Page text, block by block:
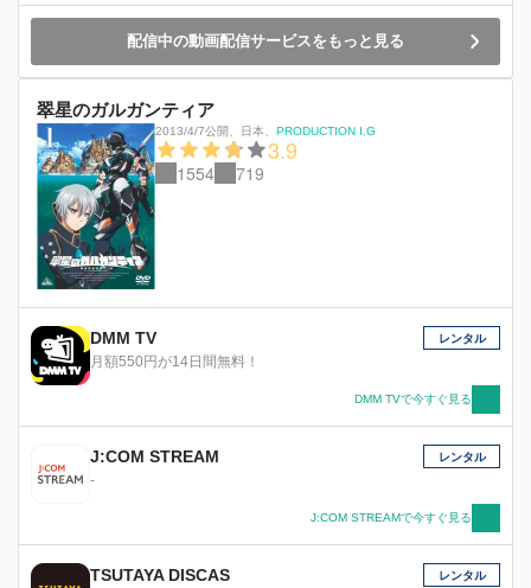
配信中の動画配信サービスをもっと見る
翠星のガルガンティア
2013/4/7公開 日本 PRODUCTION I.G
3.9
1554 719
DMM TV
月額550円が14日間無料！
レンタル
DMM TVで今すぐ見る
J:COM STREAM
-
レンタル
J:COM STREAMで今すぐ見る
TSUTAYA DISCAS レンタル